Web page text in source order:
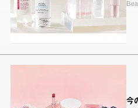
今